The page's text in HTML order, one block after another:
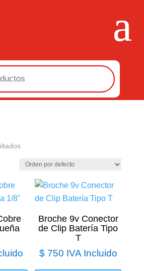
Broche 9v Conector
de Clip Batería Tipo
T
$750 IVA Incluido